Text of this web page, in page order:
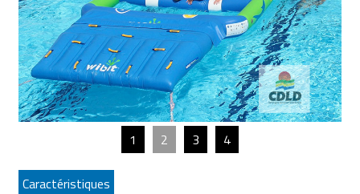
1 2 3 4
Caractéristiques